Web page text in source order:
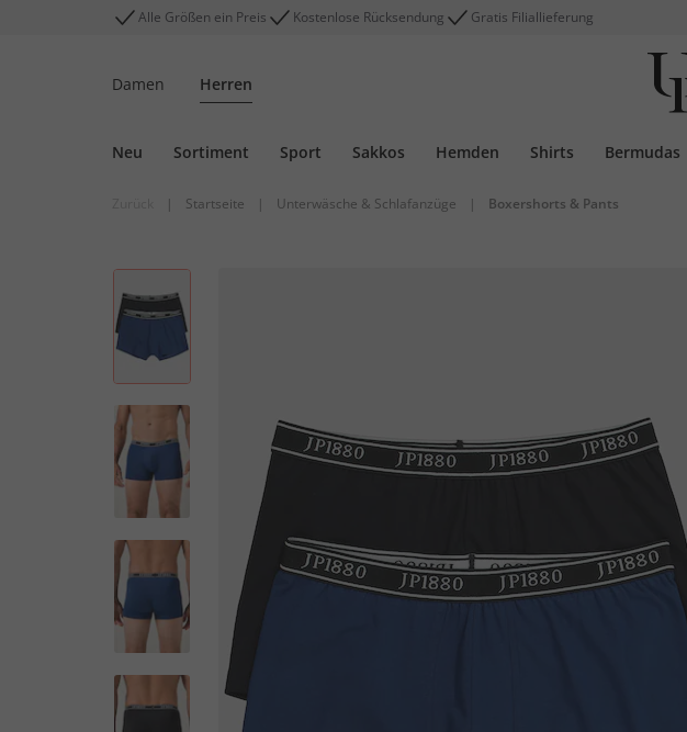
Alle Größen ein Preis Kostenlose Rücksendung Gratis Filiallieferung
Damen Herren
Neu Sortiment Sport Sakkos Hemden Shirts Bermudas
| Startseite | Unterwäsche & Schlafanzüge | Boxershorts & Pants